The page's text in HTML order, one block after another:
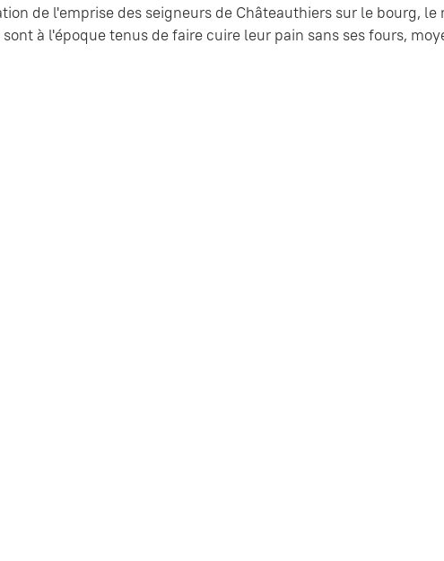
de l'emprise des seigneurs de Châteauthiers sur le bourg,
à l'époque tenus de faire cuire leur pain sans ses fours,